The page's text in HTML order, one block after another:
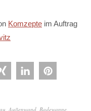
Komzepte im Auftrag
, Außenwand, Badewanne,